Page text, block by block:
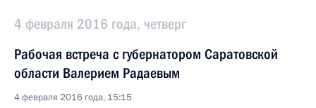
4 февраля 2016 года, четверг
Рабочая встреча с губернатором Саратовской
области Валерием Радаевым
4 февраля 2016 года, 15:15